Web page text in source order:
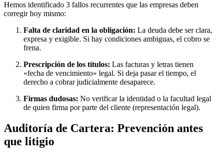
Hemos identificado 3 fallos recurrentes que las empresas deben
corregir hoy mismo:
Falta de claridad en la obligación: La deuda debe ser clara,
expresa y exigible. Si hay condiciones ambiguas, el cobro se
frena.
Prescripción de los títulos: Las facturas y letras tienen
«fecha de vencimiento» legal. Si deja pasar el tiempo, el
derecho a cobrar judicialmente desaparece.
Firmas dudosas: No verificar la identidad o la facultad legal
de quien firma por parte del cliente (representación legal).
Auditoría de Cartera: Prevención antes
que litigio